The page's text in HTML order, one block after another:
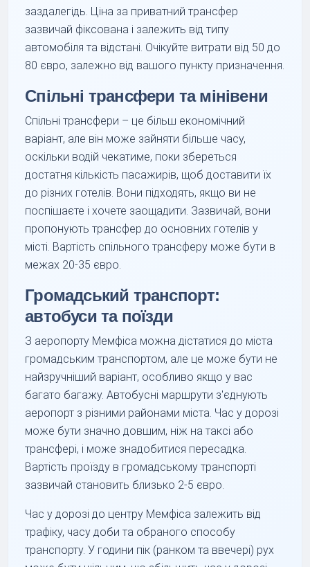
заздалегідь. Ціна за приватний трансфер
зазвичай фіксована і залежить від типу
автомобіля та відстані. Очікуйте витрати від 50 до
80 євро, залежно від вашого пункту призначення.
Спільні трансфери та мінівени
Спільні трансфери – це більш економічний
варіант, але він може зайняти більше часу,
оскільки водій чекатиме, поки збереться
достатня кількість пасажирів, щоб доставити їх
до різних готелів. Вони підходять, якщо ви не
поспішаєте і хочете заощадити. Зазвичай, вони
пропонують трансфер до основних готелів у
місті. Вартість спільного трансферу може бути в
межах 20-35 євро.
Громадський транспорт:
автобуси та поїзди
З аеропорту Мемфіса можна дістатися до міста
громадським транспортом, але це може бути не
найзручніший варіант, особливо якщо у вас
багато багажу. Автобусні маршрути з'єднують
аеропорт з різними районами міста. Час у дорозі
може бути значно довшим, ніж на таксі або
трансфері, і може знадобитися пересадка.
Вартість проїзду в громадському транспорті
зазвичай становить близько 2-5 євро.
Час у дорозі до центру Мемфіса залежить від
трафіку, часу доби та обраного способу
транспорту. У години пік (ранком та ввечері) рух